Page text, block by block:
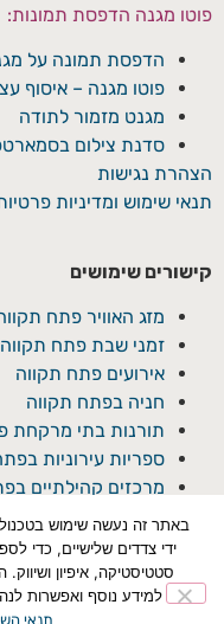
פוטו מגנה הדפסת תמונות:
הדפסת תמונה על
פוטו מגנה – איסוף
מגנט מזמור לתודה
סדנת צילום
הצהרת נגישות
תנאי שימוש ומדיניות
קישורים שימושים
מזג האוויר פתח
זמני שבת פתח תקווה
אירועים פתח תקווה
חניה בפתח תקווה
תורנות בתי מרקחת
ספריות עירוניות
מרכזים קהילתיים
ידי צדדים שלישיים, כדי
סטטיסטיקה, איפיון
למידע נוסף ואפשרות
תנאי